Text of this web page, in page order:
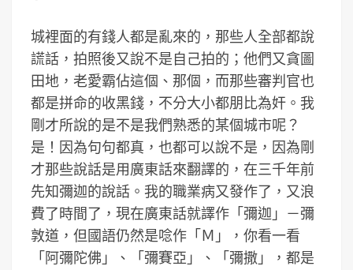
城裡面的有錢人都是亂來的，那些人全部都說
謊話，拍照後又說不是自己拍的；他們又貪圖
田地，老愛霸佔這個、那個，而那些審判官也
都是拼命的收黑錢，不分大小都朋比為奸。我
剛才所說的是不是我們熟悉的某個城市呢？
是！因為句句都真，也都可以說不是，因為剛
才那些說話是用廣東話來翻譯的，在三千年前
先知彌迦的說話。我的職業病又發作了，又浪
費了時間了，現在廣東話就譯作「彌迦」－彌
敦道，但國語仍然是唸作「Ｍ」，你看一看
「阿彌陀佛」、「彌賽亞」、「彌撒」，都是